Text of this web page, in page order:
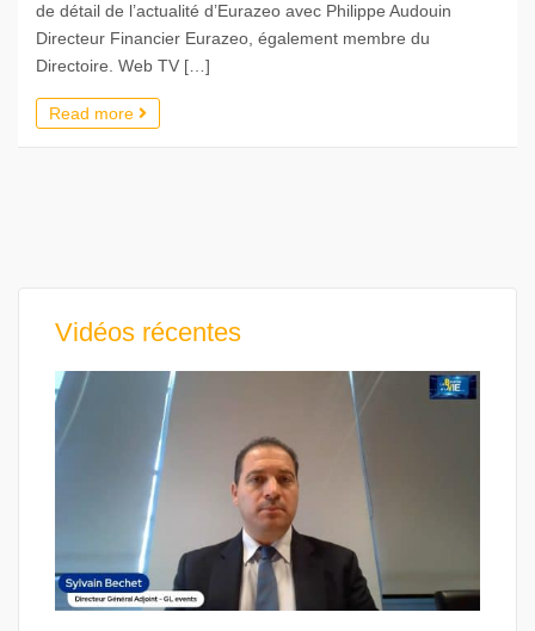
de détail de l’actualité d’Eurazeo avec Philippe Audouin
Directeur Financier Eurazeo, également membre du
Directoire. Web TV […]
Read more
Vidéos récentes